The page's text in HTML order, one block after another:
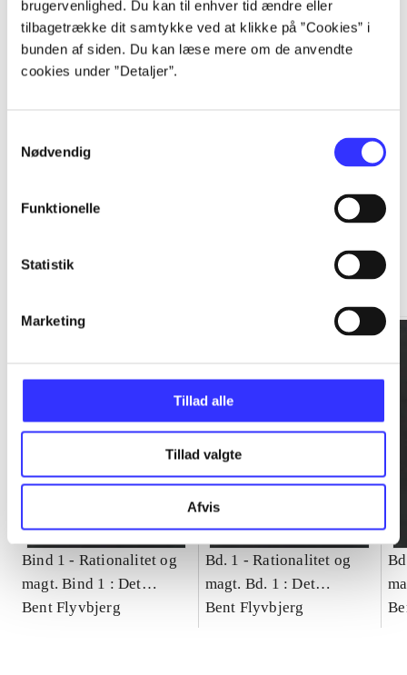
brugervenlighed. Du kan til enhver tid ændre eller
tilbagetrække dit samtykke ved at klikke på ”Cookies” i
bunden af siden. Du kan læse mere om de anvendte
cookies under ”Detaljer”.
Nødvendig
Funktionelle
Statistik
Marketing
Tillad alle
Tillad valgte
Afvis
...
Bind 1 - Rationalitet og
magt. Bind 1 : Det
konkretes videnskab
Bent Flyvbjerg
Bd. 1 -Rationalitet og
magt. Bd. 1 : Det
konkretes videnskab
Bent Flyvbjerg